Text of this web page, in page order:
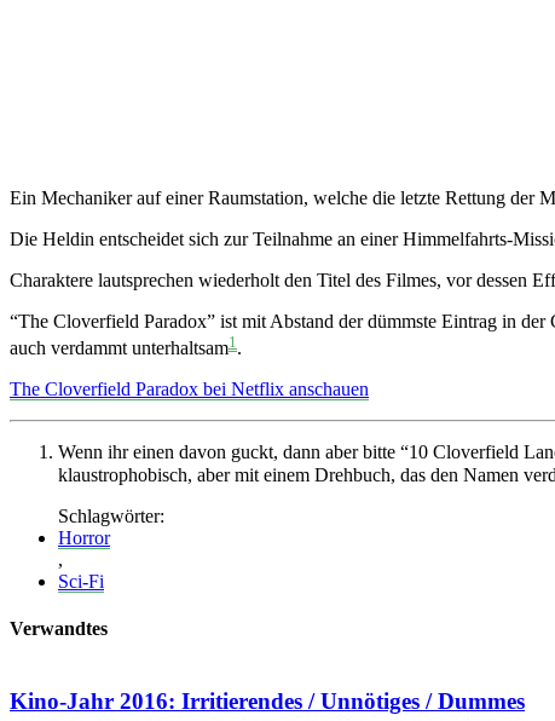
Ein Mechaniker auf einer Raumstation, welche die letzte Rettung der
Die Heldin entscheidet sich zur Teilnahme an einer Himmelfahrts-
Charaktere lautsprechen wiederholt den Titel des Filmes, vor dessen
“The Cloverfield Paradox” ist mit Abstand der dümmste Eintrag in
auch verdammt unterhaltsam1 .
The Cloverfield Paradox bei Netflix anschauen
Wenn ihr einen davon guckt, dann aber bitte “10 Cloverfield
klaustrophobisch, aber mit einem Drehbuch, das den Namen
Schlagwörter:
Horror
,
Sci-Fi
Verwandtes
Kino-Jahr 2016: Irritierendes / Unnötiges / Dummes